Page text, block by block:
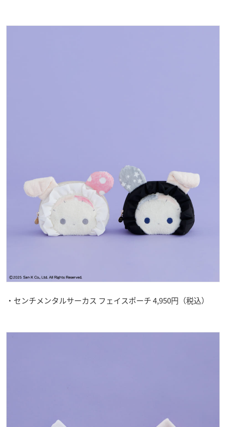
・センチメンタルサーカス フェイスポーチ 4,950円（税込）